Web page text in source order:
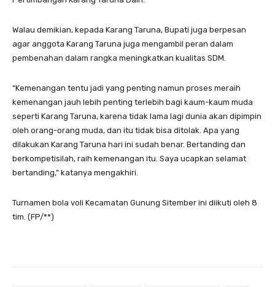
Walau demikian, kepada Karang Taruna, Bupati juga berpesan
agar anggota Karang Taruna juga mengambil peran dalam
pembenahan dalam rangka meningkatkan kualitas SDM.
“Kemenangan tentu jadi yang penting namun proses meraih
kemenangan jauh lebih penting terlebih bagi kaum-kaum muda
seperti Karang Taruna, karena tidak lama lagi dunia akan dipimpin
oleh orang-orang muda, dan itu tidak bisa ditolak. Apa yang
dilakukan Karang Taruna hari ini sudah benar. Bertanding dan
berkompetisilah, raih kemenangan itu. Saya ucapkan selamat
bertanding,” katanya mengakhiri.
Turnamen bola voli Kecamatan Gunung Sitember ini diikuti oleh 8
tim. (FP/**)